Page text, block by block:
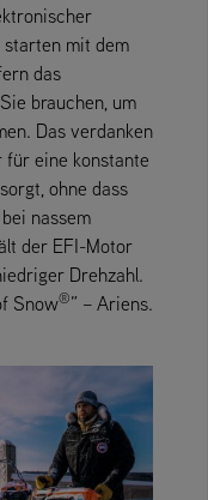
mit dem
das
brauchen, um
Das verdanken
für eine konstante
ohne dass
nassem
der EFI-Motor
Drehzahl.
Snow®” – Ariens.